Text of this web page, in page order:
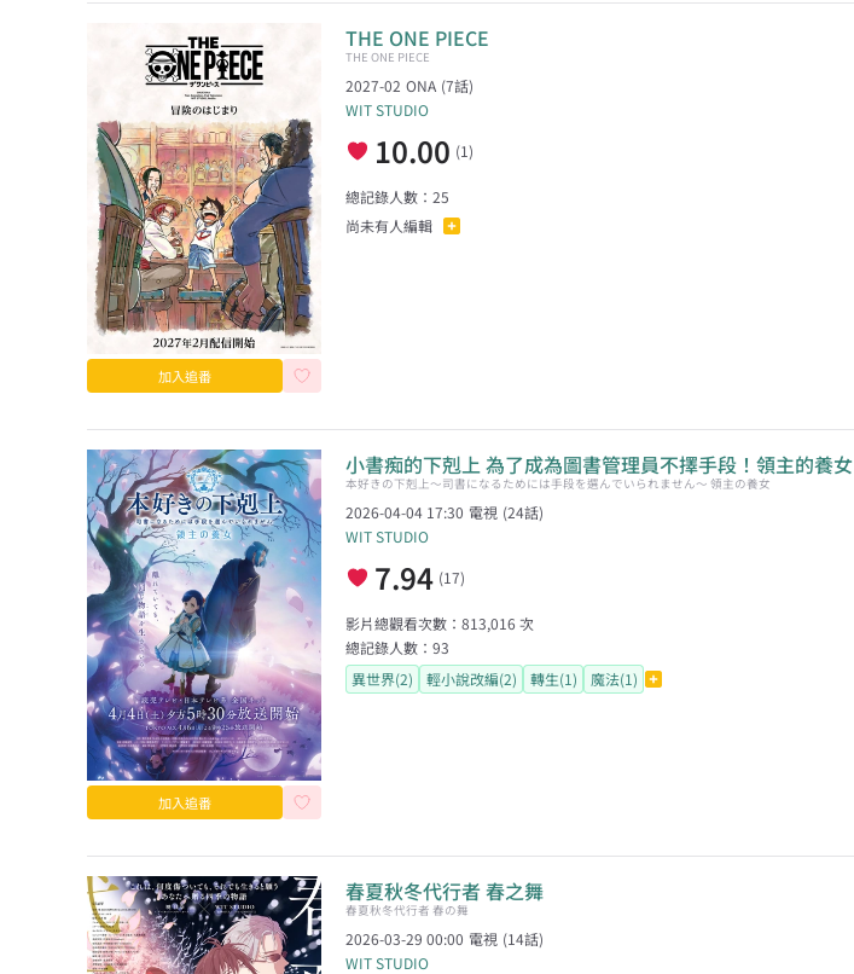
加入追番
THE ONE PIECE
THE ONE PIECE
2027-02 ONA (7話)
WIT STUDIO
10.00 (1)
總記錄人數： 25
尚未有人編輯
加入追番
小書痴的下剋上 為了成為圖書管理員不擇手段！領主的養女
本好きの下剋上～司書になるためには手段を選んでいられません～ 領主の養女
2026-04-04 17:30 電視 (24話)
WIT STUDIO
7.94 (17)
影片總觀看次數： 813,016 次
總記錄人數： 93
異世界(2)
輕小說改編(2) 轉生(1) 魔法(1)
春夏秋冬代行者 春之舞
春夏秋冬代行者 春の舞
2026-03-29 00:00 電視 (14話)
WIT STUDIO